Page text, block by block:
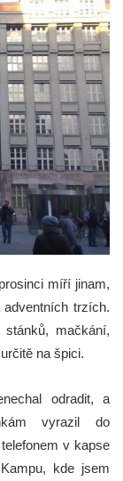
míří jinam,
trzích.
mačkání,
na špici.
odradit, a
vyrazil do
v kapse
kde jsem